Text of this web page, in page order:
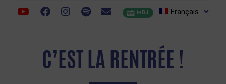
MRJ Français
C’EST LA RENTRÉE !